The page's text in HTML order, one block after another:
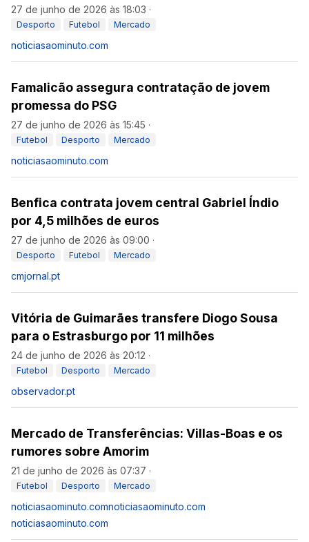
27 de junho de 2026 às 18:03 ·
Desporto Futebol Mercado
noticiasaominuto.com
Famalicão assegura contratação de jovem
promessa do PSG
27 de junho de 2026 às 15:45 ·
Futebol Desporto Mercado
noticiasaominuto.com
Benfica contrata jovem central Gabriel Índio
por 4,5 milhões de euros
27 de junho de 2026 às 09:00 ·
Desporto Futebol Mercado
cmjornal.pt
Vitória de Guimarães transfere Diogo Sousa
para o Estrasburgo por 11 milhões
24 de junho de 2026 às 20:12 ·
Futebol Desporto Mercado
observador.pt
Mercado de Transferências: Villas-Boas e os
rumores sobre Amorim
21 de junho de 2026 às 07:37 ·
Futebol Desporto Mercado
noticiasaominuto.comnoticiasaominuto.com
noticiasaominuto.com